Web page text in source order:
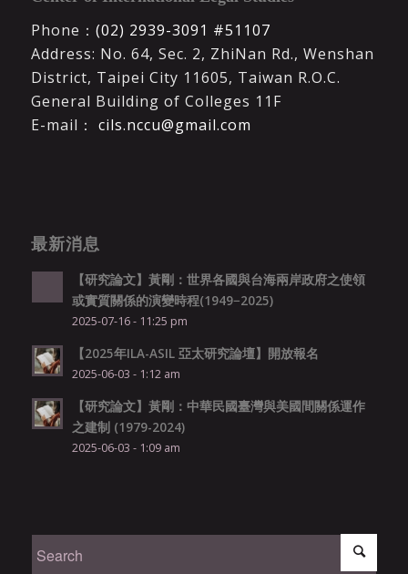
Phone： (02) 2939-3091 #51107
Address: No. 64, Sec. 2, ZhiNan Rd., Wenshan
District, Taipei City 11605, Taiwan R.O.C.
General Building of Colleges 11F
E-mail： cils.nccu@gmail.com
最新消息
【研究論文】黃剛：世界各國與台海兩岸政府之使領
或實質關係的演變時程(1949−2025)
2025-07-16 - 11:25 pm
【2025年ILA-ASIL 亞太研究論壇】開放報名
2025-06-03 - 1:12 am
【研究論文】黃剛：中華民國臺灣與美國間關係運作
之建制 (1979-2024)
2025-06-03 - 1:09 am